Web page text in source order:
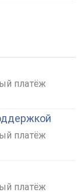
платёж
платёж
платёж